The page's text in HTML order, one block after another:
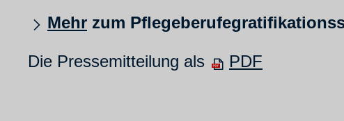
Mehr zum
Die Pressemitteilung als PDF